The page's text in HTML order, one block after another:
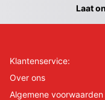
Laat
Klantenservice:
Over ons
Algemene voorwaarden